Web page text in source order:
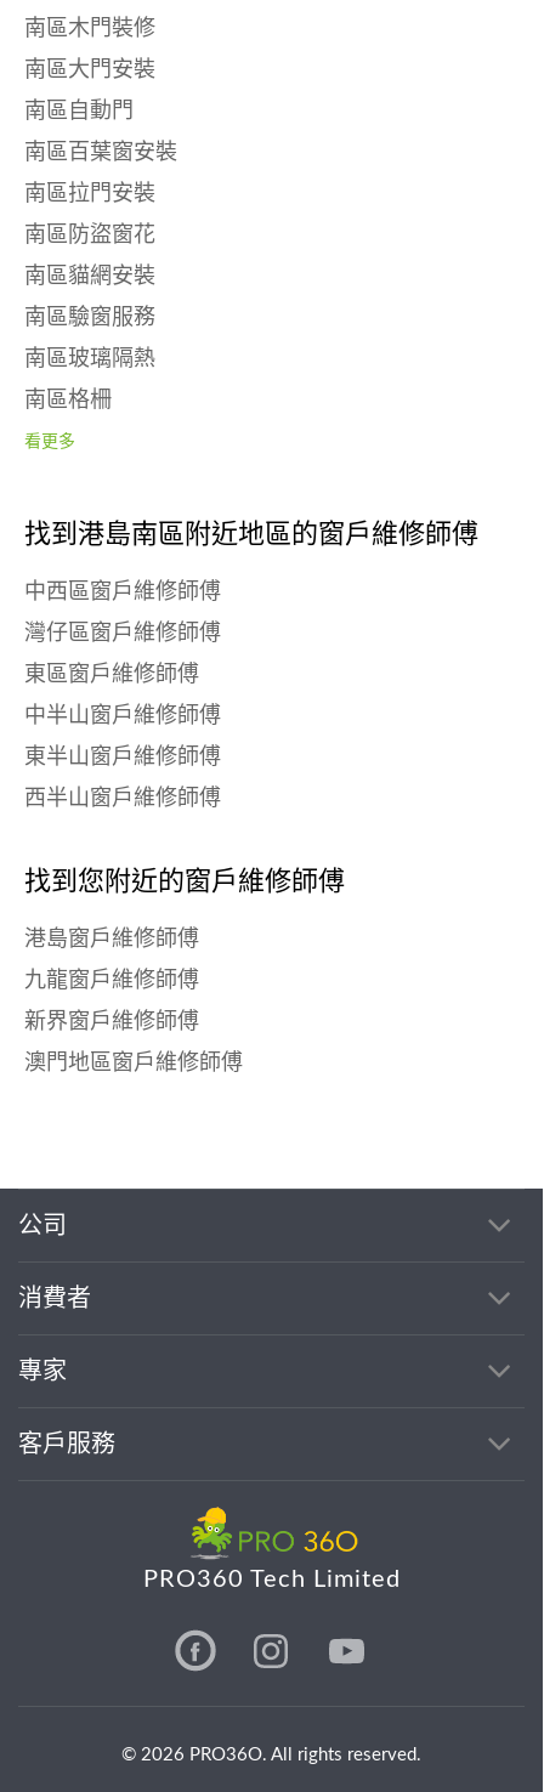
南區木門裝修
南區大門安裝
南區自動門
南區百葉窗安裝
南區拉門安裝
南區防盜窗花
南區貓網安裝
南區驗窗服務
南區玻璃隔熱
南區格柵
看更多
找到港島南區附近地區的窗戶維修師傅
中西區窗戶維修師傅
灣仔區窗戶維修師傅
東區窗戶維修師傅
中半山窗戶維修師傅
東半山窗戶維修師傅
西半山窗戶維修師傅
找到您附近的窗戶維修師傅
港島窗戶維修師傅
九龍窗戶維修師傅
新界窗戶維修師傅
澳門地區窗戶維修師傅
公司
消費者
專家
客戶服務
PRO360 Tech Limited
© 2026 PRO36O. All rights reserved.